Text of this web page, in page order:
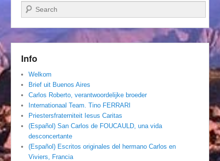
Zoeken
Info
Welkom
Brief uit Buenos Aires
Carlos Roberto, verantwoordelijke broeder
Internationaal Team. Tino FERRARI
Priestersfraterniteit Iesus Caritas
(Español) San Carlos de FOUCAULD, una vida
desconcertante
(Español) Escritos originales del hermano Carlos en
Viviers, Francia